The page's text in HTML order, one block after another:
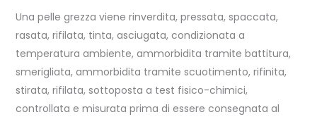
Una pelle grezza viene rinverdita, pressata, spaccata,
rasata, rifilata, tinta, asciugata, condizionata a
temperatura ambiente, ammorbidita tramite battitura,
smerigliata, ammorbidita tramite scuotimento, rifinita,
stirata, rifilata, sottoposta a test fisico-chimici,
controllata e misurata prima di essere consegnata al